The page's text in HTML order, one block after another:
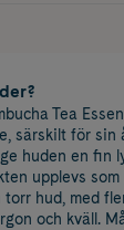
Tea
särskilt för sin
huden en fin
upplevs som
hud, med
och kväll.